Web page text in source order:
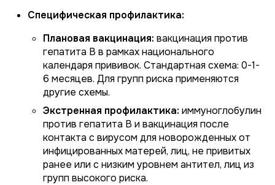
Специфическая профилактика:
Плановая вакцинация: вакцинация против
гепатита B в рамках национального
календаря прививок. Стандартная схема: 0-1-
6 месяцев. Для групп риска применяются
другие схемы.
Экстренная профилактика: иммуноглобулин
против гепатита B и вакцинация после
контакта с вирусом для новорожденных от
инфицированных матерей, лиц, не привитых
ранее или с низким уровнем антител, лиц из
групп высокого риска.